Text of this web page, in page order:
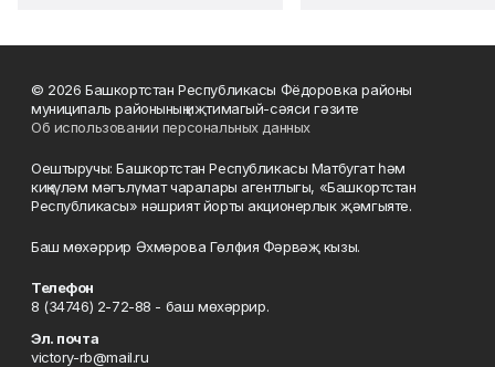
© 2026 Башкортстан Республикасы Фёдоровка районы
муниципаль районының иҗтимагый-сәяси гәзите
Об использовании персональных данных
Оештыручы: Башкортстан Республикасы Матбугат һәм
киңкүләм мәгълүмат чаралары агентлыгы, «Башкортстан
Республикасы» нәшрият йорты акционерлык җәмгыяте.
Баш мөхәррир Әхмәрова Гөлфия Фәрвәҗ кызы.
Телефон
8 (34746) 2-72-88 - баш мөхәррир.
Эл. почта
victory-rb@mail.ru